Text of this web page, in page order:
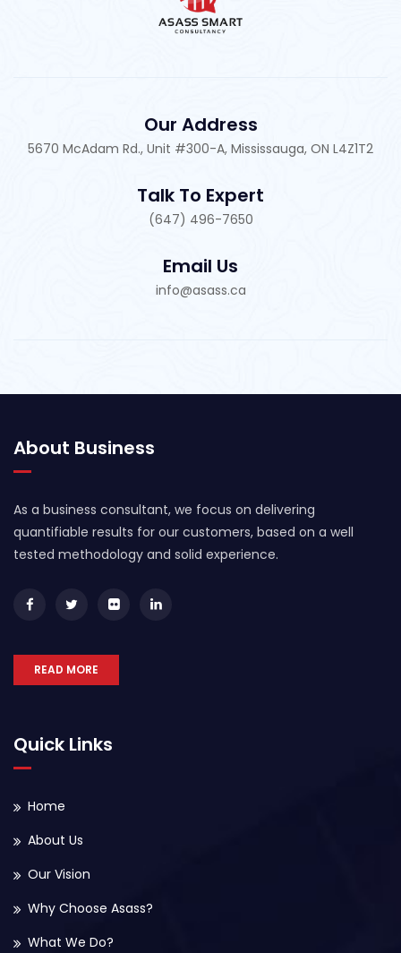
Our Address
5670 McAdam Rd., Unit #300-A, Mississauga, ON L4Z1T2
Talk To Expert
(647) 496-7650
Email Us
info@asass.ca
About Business
As a business consultant, we focus on delivering
quantifiable results for our customers, based on a well
tested methodology and solid experience.
READ MORE
Quick Links
Home
About Us
Our Vision
Why Choose Asass?
What We Do?